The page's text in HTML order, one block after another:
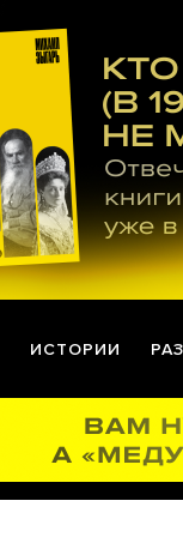
ИСТОРИИ